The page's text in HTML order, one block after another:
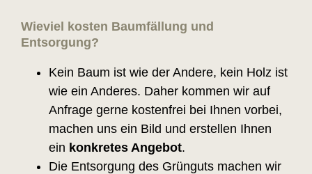
Wieviel kosten Baumfällung und
Entsorgung?
Kein Baum ist wie der Andere, kein Holz ist
wie ein Anderes. Daher kommen wir auf
Anfrage gerne kostenfrei bei Ihnen vorbei,
machen uns ein Bild und erstellen Ihnen
ein konkretes Angebot.
Die Entsorgung des Grünguts machen wir